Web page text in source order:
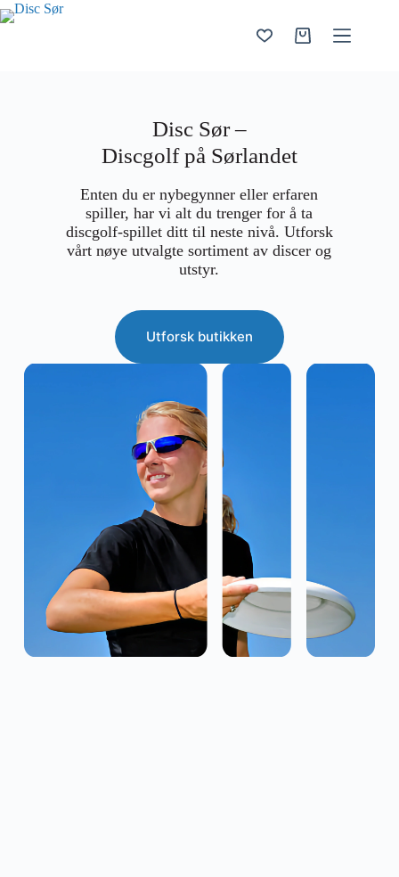
Hopp
til
Handlekurv
Disc Sør –
Discgolf på Sørlandet
Enten du er nybegynner eller erfaren
spiller, har vi alt du trenger for å ta
discgolf-spillet ditt til neste nivå. Utforsk
vårt nøye utvalgte sortiment av discer og
utstyr.
Utforsk butikken